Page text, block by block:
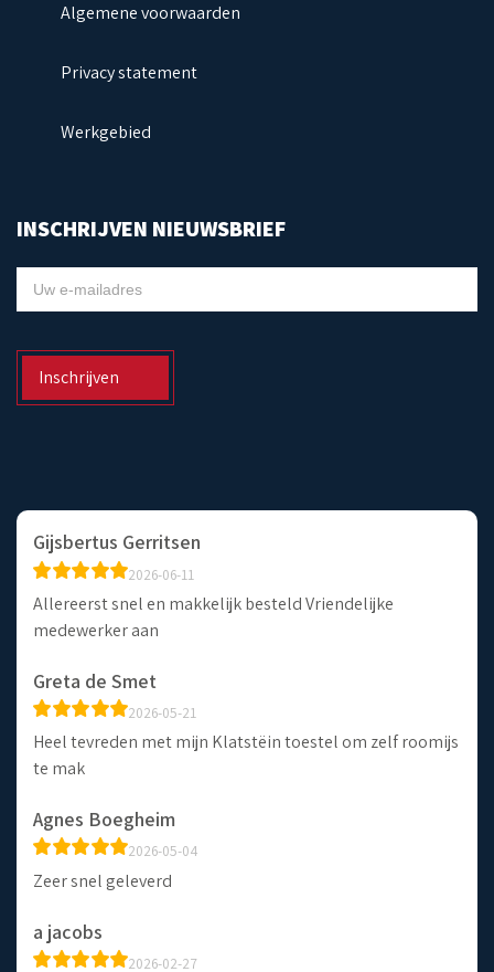
Algemene voorwaarden
Privacy statement
Werkgebied
INSCHRIJVEN NIEUWSBRIEF
NIEUWSBRIEF
Inschrijven
Gijsbertus Gerritsen
2026-06-11
Allereerst snel en makkelijk besteld Vriendelijke
medewerker aan
Greta de Smet
2026-05-21
Heel tevreden met mijn Klatstëin toestel om zelf roomijs
te mak
Agnes Boegheim
2026-05-04
Zeer snel geleverd
a jacobs
2026-02-27